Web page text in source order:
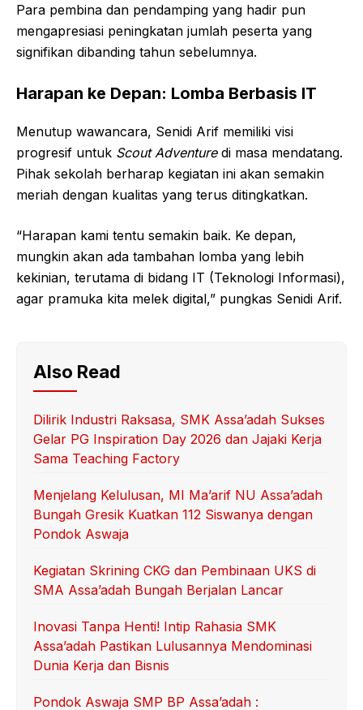
Para pembina dan pendamping yang hadir pun
mengapresiasi peningkatan jumlah peserta yang
signifikan dibanding tahun sebelumnya.
Harapan ke Depan: Lomba Berbasis IT
Menutup wawancara, Senidi Arif memiliki visi
progresif untuk Scout Adventuredi masa mendatang.
Pihak sekolah berharap kegiatan ini akan semakin
meriah dengan kualitas yang terus ditingkatkan.
“Harapan kami tentu semakin baik. Ke depan,
mungkin akan ada tambahan lomba yang lebih
kekinian, terutama di bidang IT (Teknologi Informasi),
agar pramuka kita melek digital,” pungkas Senidi Arif.
Also Read
Dilirik Industri Raksasa, SMK Assa’adah Sukses
Gelar PG Inspiration Day 2026 dan Jajaki Kerja
Sama Teaching Factory
Menjelang Kelulusan, MI Ma’arif NU Assa’adah
Bungah Gresik Kuatkan 112 Siswanya dengan
Pondok Aswaja
Kegiatan Skrining CKG dan Pembinaan UKS di
SMA Assa’adah Bungah Berjalan Lancar
Inovasi Tanpa Henti! Intip Rahasia SMK
Assa’adah Pastikan Lulusannya Mendominasi
Dunia Kerja dan Bisnis
Pondok Aswaja SMP BP Assa’adah :